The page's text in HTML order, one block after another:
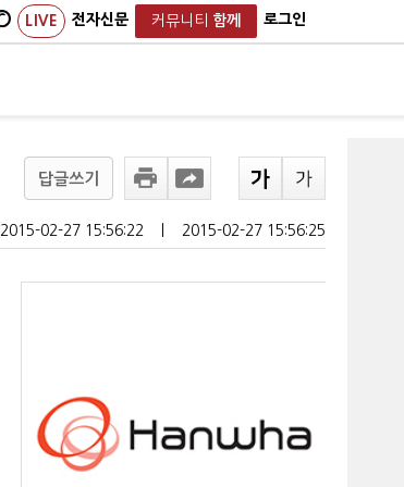
LIVE 전자신문 커뮤니티 함께 로그인
답글쓰기
2015-02-27 15:56:22 2015-02-27 15:56:25